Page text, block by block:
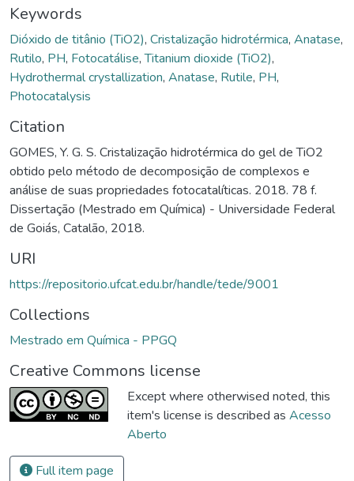
Keywords
Dióxido de titânio (TiO2), Cristalização hidrotérmica, Anatase,
Rutilo, PH, Fotocatálise,Titanium dioxide (TiO2),
Hydrothermal crystallization, Anatase, Rutile, PH,
Photocatalysis
Citation
GOMES, Y. G. S. Cristalização hidrotérmica do gel de TiO2
obtido pelo método de decomposição de complexos e
análise de suas propriedades fotocatalíticas. 2018. 78 f.
Dissertação (Mestrado em Química) - Universidade Federal
de Goiás, Catalão, 2018.
URI
https://repositorio.ufcat.edu.br/handle/tede/9001
Collections
Mestrado em Química - PPGQ
Creative Commons license
Except where otherwised noted, this
item's license is described as Acesso
Aberto
Full item page